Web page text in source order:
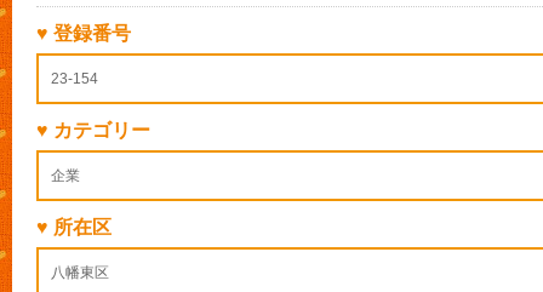
♥ 登録番号
23-154
♥ カテゴリー
企業
♥ 所在区
八幡東区